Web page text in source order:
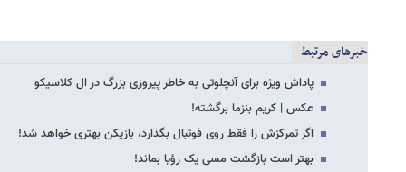
خبرهای مرتبط
پاداش ویژه برای آنچلوتی به خاطر پیروزی بزرگ در ال کلاسیکو
عکس | کریم بنزما برگشته!
اگر تمرکزش را فقط روی فوتبال بگذارد، بازیکن بهتری خواهد شد!
بهتر است بازگشت مسی یک رؤیا بماند!